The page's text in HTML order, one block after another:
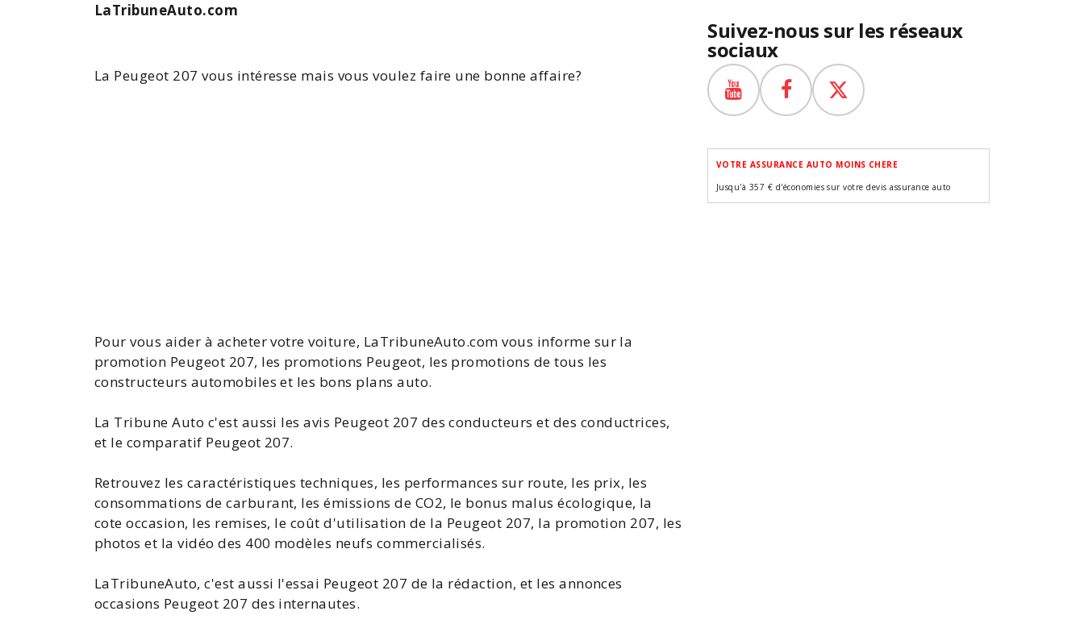
LaTribuneAuto.com
La Peugeot 207 vous intéresse mais vous voulez faire une bonne affaire?
Pour vous aider à acheter votre voiture, LaTribuneAuto.com vous informe sur la
promotion Peugeot 207, les promotions Peugeot, les promotions de tous les
constructeurs automobiles et les bons plans auto.
La Tribune Auto c'est aussi lesavis Peugeot 207 des conducteurs et des conductrices,
et le comparatif Peugeot 207.
Retrouvez les caractéristiques techniques, les performances sur route, les prix, les
consommations de carburant, les émissions de CO2, le bonus malus écologique, la
cote occasion, les remises, le coût d'utilisation de la Peugeot 207, la promotion 207, les
photos et la vidéo des 400 modèles neufs commercialisés.
LaTribuneAuto, c'est aussi l'essai Peugeot 207 de la rédaction, et lesannonces
occasions Peugeot 207 des internautes.
Suivez-nous sur les réseaux
sociaux
VOTRE ASSURANCE AUTO MOINS CHERE
Jusqu'à 357 € d'économies sur votre devis assurance auto